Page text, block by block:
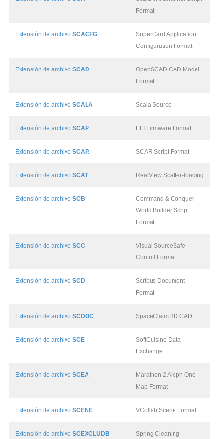
Format
Extensión de archivo SCACFG
SuperCard Application
Configuration Format
Extensión de archivo SCAD
OpenSCAD CAD Model
Format
Extensión de archivo SCALA Scala Source
Extensión de archivo SCAP EFI Firmware Format
Extensión de archivo SCAR SCAR Script Format
Extensión de archivo SCAT RealView Scatter-loading
Extensión de archivo SCB
Command & Conquer
World Builder Script
Format
Extensión de archivo SCC
Visual SourceSafe
Control Format
Extensión de archivo SCD
Scribus Document
Format
Extensión de archivo SCDOC SpaceClaim 3D CAD
Extensión de archivo SCE
SoftCuisine Data
Exchange
Extensión de archivo SCEA
Marathon 2 Aleph One
Map Format
Extensión de archivo SCENE VCollab Scene Format
Extensión de archivo SCEXCLUDB
Spring Cleaning